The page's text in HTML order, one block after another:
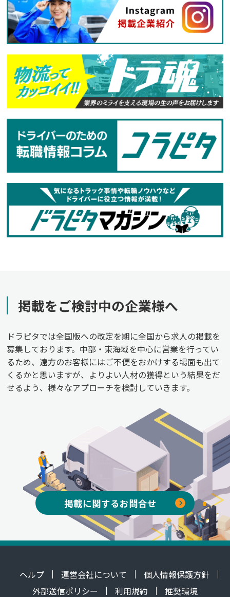
掲載をご検討中の企業様へ
ドラピタでは全国版への改定を期に全国から求人の掲載を
募集しております。中部・東海域を中心に営業を行ってい
るため、遠方のお客様にはご不便をおかけする場面も出て
くるかと思いますが、よりよい人材の獲得という結果をだ
せるよう、様々なアプローチを検討していきます。
掲載に関するお問合せ
ヘルプ 運営会社について
個人情報保護方針
外部送信ポリシー
利用規約 推奨環境